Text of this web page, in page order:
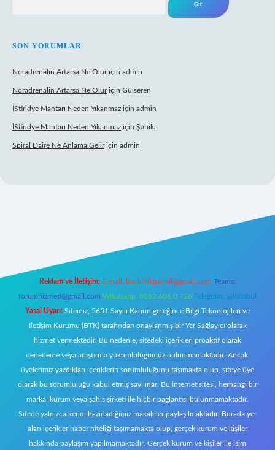
SON YORUMLAR
Noradrenalin Artarsa Ne Oluriçin admin
Noradrenalin Artarsa Ne Oluriçin Gülseren
İStiridye Mantarı Neden Yıkanmaz için admin
İStiridye Mantarı Neden Yıkanmaz için Şahika
Spiral Daire Ne Anlama Geliriçin admin
Reklam ve İletişim: E-mail: backlinkpaneli@gmail.com Teams:
forumhizmeti@gmail.com Whatsapp: 0262 606 0 726 Telegram: @karabul
Yasal Uyarı: Sitemiz, 5651 Sayılı Kanun gereğince Bilgi Teknolojileri ve
İletişim Kurumu (BTK) tarafından onaylanmış bir Yer Sağlayıcı olarak
hizmet vermektedir. Bu nedenle, sitedeki içerikleri proaktif olarak
denetleme veya araştırma yükümlülüğümüz bulunmamaktadır. Ancak,
üyelerimiz yazdıkları içeriklerin sorumluluğunu taşımakta olup, siteye üye
olarak bu sorumluluğu kabul etmiş sayılırlar. Bu internet sitesi, herhangi bir
marka, kurum veya şahıs şirketi ile hiçbir bağlantısı bulunmamaktadır.
Sitede yalnızca kendi hazırladığımız makaleler paylaşılmaktadır. Burada yer
alan içerikler haber niteliği taşımamakta olup, gerçek kurum ve kişiler
hakkında paylaşım yapılmamaktadır. Gerçek kurum ve kişiler ile isim